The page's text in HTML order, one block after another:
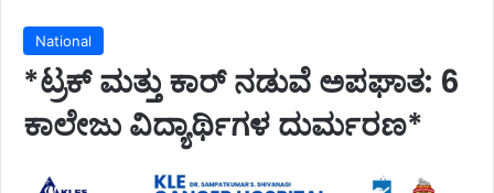
National
*ಟ್ರಕ್ ಮತ್ತು ಕಾರ್ ನಡುವೆ ಅಪಘಾತ: 6
ಕಾಲೇಜು ವಿದ್ಯಾರ್ಥಿಗಳ ದುರ್ಮರಣ*